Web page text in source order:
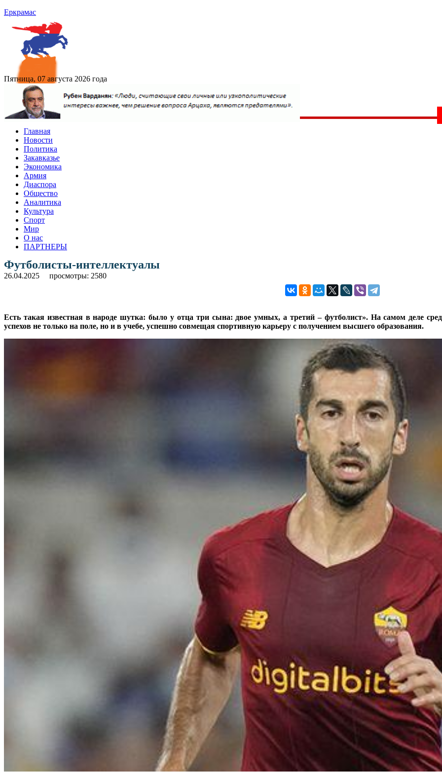
Еркрамас
Пятница, 07 августа 2026 года
Главная
Новости
Политика
Закавказье
Экономика
Армия
Диаспора
Общество
Аналитика
Культура
Спорт
Мир
О нас
ПАРТНЕРЫ
Футболисты-интеллектуалы
26.04.2025 просмотры: 2580
Есть такая известная в народе шутка: было у отца три сына: двое умных, а третий – футболист». На самом деле
успехов не только на поле, но и в учебе, успешно совмещая спортивную карьеру с получением высшего образования.